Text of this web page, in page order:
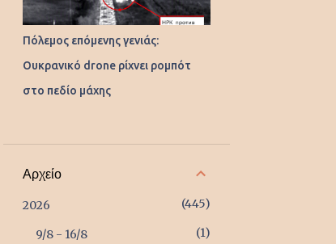
Πόλεμος επόμενης γενιάς:
Ουκρανικό drone ρίχνει ρομπότ
στο πεδίο μάχης
Αρχείο
2026 445
9/8 - 16/8 1